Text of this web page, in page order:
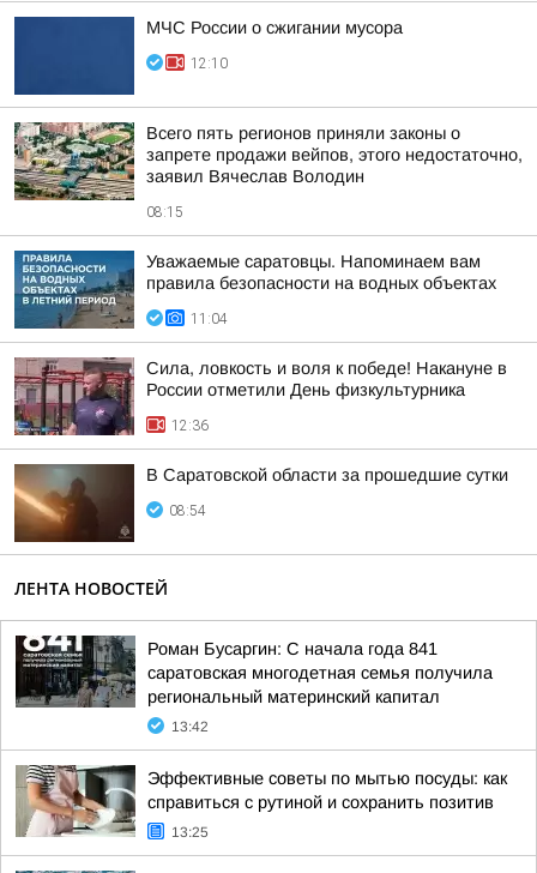
МЧС России о сжигании мусора
12:10
Всего пять регионов приняли законы о
запрете продажи вейпов, этого недостаточно,
заявил Вячеслав Володин
08:15
Уважаемые саратовцы. Напоминаем вам
правила безопасности на водных объектах
11:04
Сила, ловкость и воля к победе! Накануне в
России отметили День физкультурника
12:36
В Саратовской области за прошедшие сутки
08:54
ЛЕНТА НОВОСТЕЙ
Роман Бусаргин: С начала года 841
саратовская многодетная семья получила
региональный материнский капитал
13:42
Эффективные советы по мытью посуды: как
справиться с рутиной и сохранить позитив
13:25